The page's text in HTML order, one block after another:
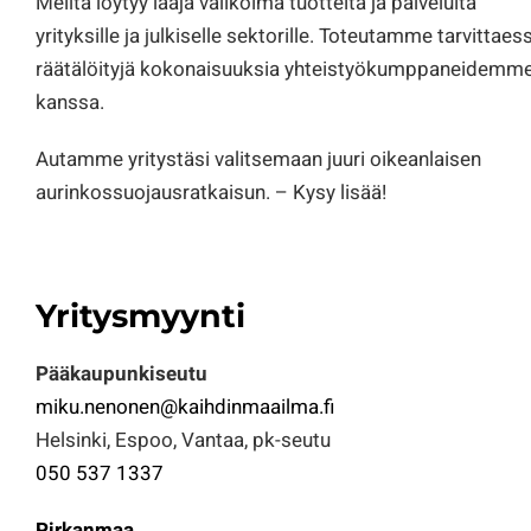
yrityksille ja julkiselle sektorille. Toteutamme
räätälöityjä kokonaisuuksia
kanssa.
Autamme yritystäsi valitsemaan juuri oikeanlaisen
aurinkossuojausratkaisun. – Kysy lisää!
Yritysmyynti
Pääkaupunkiseutu
miku.nenonen@kaihdinmaailma.fi
Helsinki, Espoo, Vantaa, pk-seutu
050 537 1337